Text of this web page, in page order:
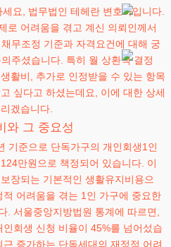
세요, 법무법인 테헤란 변호사입니다.
로 어려움을 겪고 계신 의뢰인께서
무조정 기준과 자격요건에 대해 궁
의주셨습니다. 특히 월 상환액 결정
활비, 추가로 인정받을 수 있는 항목
싶다고 하셨는데요, 이에 대한 상세
겠습니다.
와 그 중요성
기준으로 단독가구의 개인회생1인
만원으로 책정되어 있습니다. 이
장되는 기본적인 생활유지비용으
적 어려움을 겪는 1인 가구에 중요한
. 서울중앙지방법원 통계에 따르면,
인회생 신청 비율이 45%를 넘어섰습
근 증가하는 단독세대의 재정적 어려